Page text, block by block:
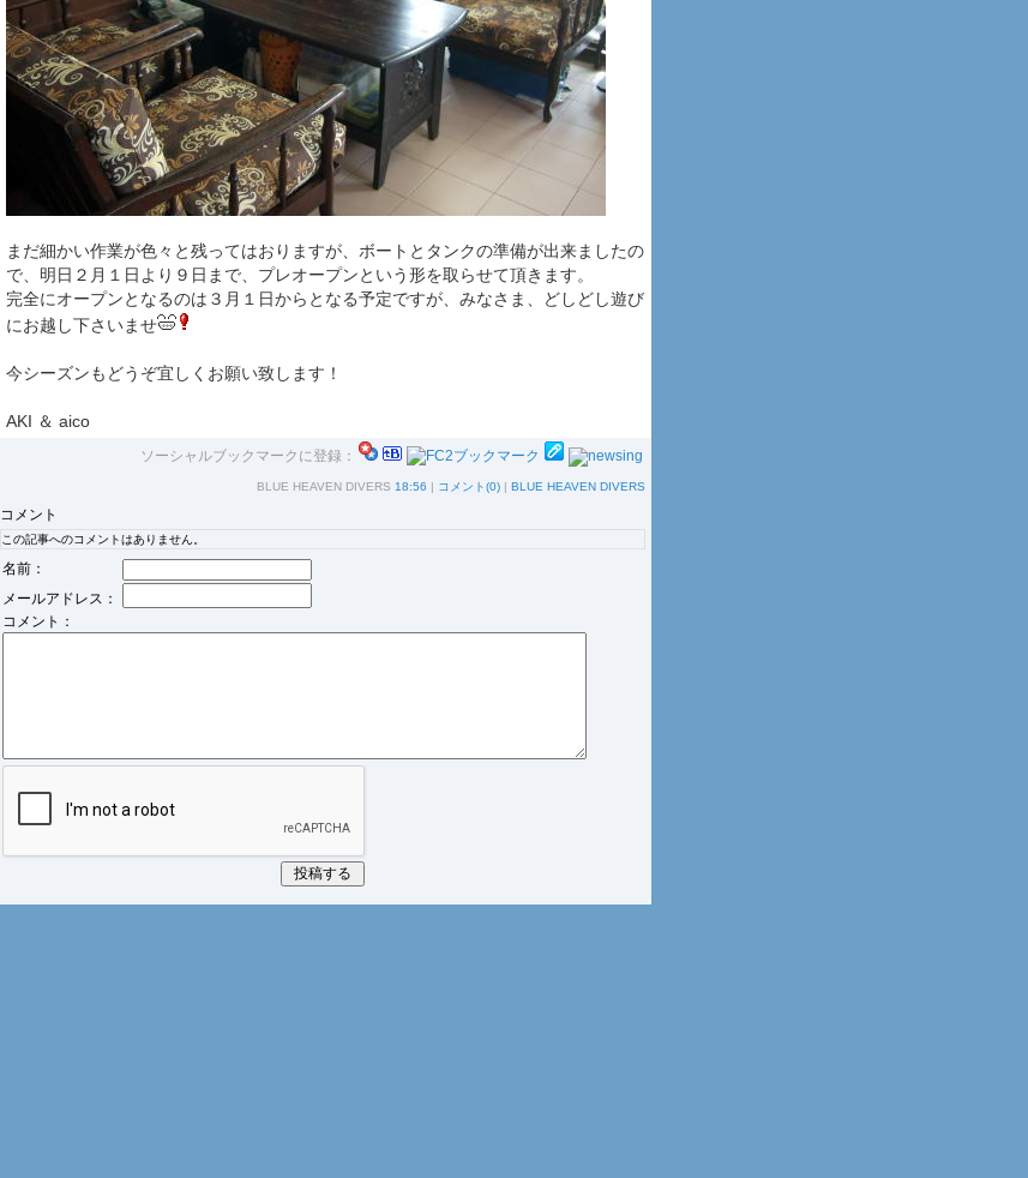
まだ細かい作業が色々と残ってはおりますが、ボートとタンクの準備が出来ましたの
で、明日２月１日より９日まで、プレオープンという形を取らせて頂きます。
完全にオープンとなるのは３月１日からとなる予定ですが、みなさま、どしどし遊び
にお越し下さいませ
今シーズンもどうぞ宜しくお願い致します！
AKI ＆ aico
ソーシャルブックマークに登録：
BLUE HEAVEN DIVERS 18:56 | コメント(0) | BLUE HEAVEN DIVERS
コメント
この記事へのコメントはありません。
名前：
メールアドレス：
コメント：